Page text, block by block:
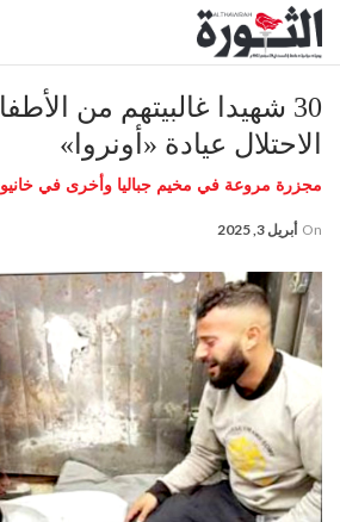
30 شهيدا غالبيتهم من
الاحتلال عيادة «أونروا»
مجزرة مروعة في مخيم جباليا وأخرى في
On أبريل 3, 2025